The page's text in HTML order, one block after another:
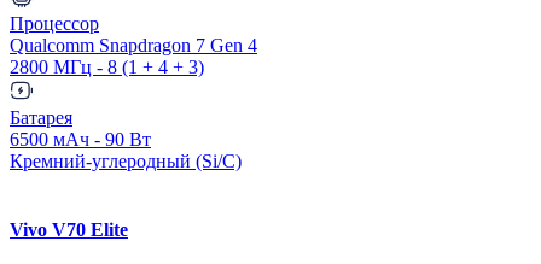
Процессор
Qualcomm Snapdragon 7 Gen 4
2800 МГц - 8 (1 + 4 + 3)
Батарея
6500 мАч - 90 Вт
Кремний-углеродный (Si/C)
Vivo V70 Elite